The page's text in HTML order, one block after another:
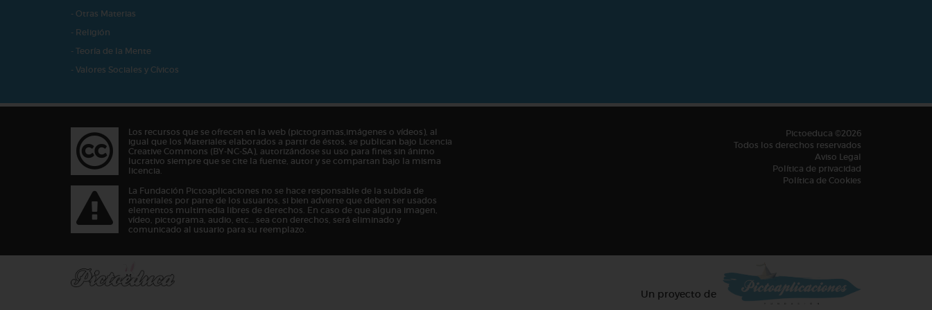
- Otras Materias
- Religión
- Teoría de la Mente
- Valores Sociales y Cívicos
Los recursos que se ofrecen en la web (pictogramas,imágenes o vídeos), al
igual que los Materiales elaborados a partir de éstos, se publican bajo Licencia
Creative Commons (BY-NC-SA), autorizándose su uso para fines sin ánimo
lucrativo siempre que se cite la fuente, autor y se compartan bajo la misma
licencia.
La Fundación Pictoaplicaciones no se hace responsable de la subida de
materiales por parte de los usuarios, si bien advierte que deben ser usados
elementos multimedia libres de derechos. En caso de que alguna imagen,
vídeo, pictograma, audio, etc… sea con derechos, será eliminado y
comunicado al usuario para su reemplazo.
Pictoeduca ©2026
Todos los derechos reservados
Aviso Legal
Política de privacidad
Política de Cookies
Un proyecto de